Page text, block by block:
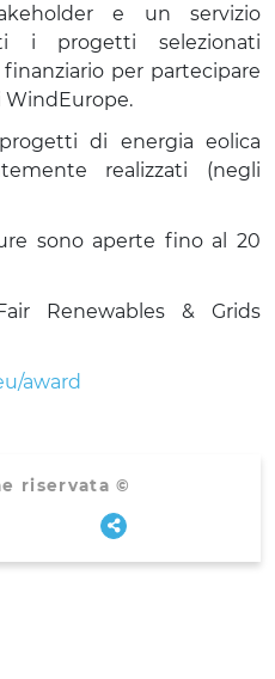
e un servizio
i progetti selezionati
per partecipare
WindEurope.
di energia eolica
realizzati (negli
sono aperte fino al 20
Renewables & Grids
award
riservata ©